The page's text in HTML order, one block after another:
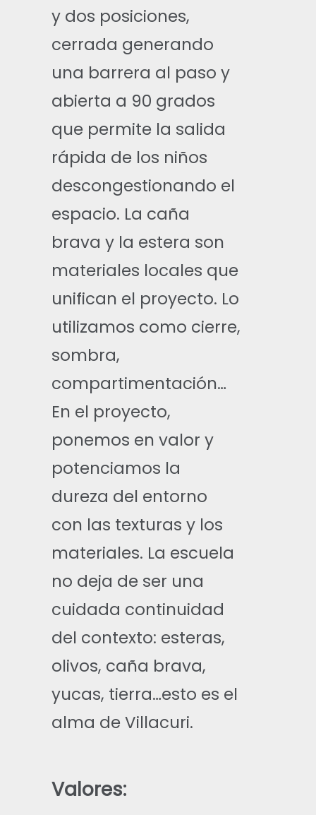
y dos posiciones,
cerrada generando
una barrera al paso y
abierta a 90 grados
que permite la salida
rápida de los niños
descongestionando el
espacio. La caña
brava y la estera son
materiales locales que
unifican el proyecto. Lo
utilizamos como cierre,
sombra,
compartimentación…
En el proyecto,
ponemos en valor y
potenciamos la
dureza del entorno
con las texturas y los
materiales. La escuela
no deja de ser una
cuidada continuidad
del contexto: esteras,
olivos, caña brava,
yucas, tierra…esto es el
alma de Villacuri.
Valores: